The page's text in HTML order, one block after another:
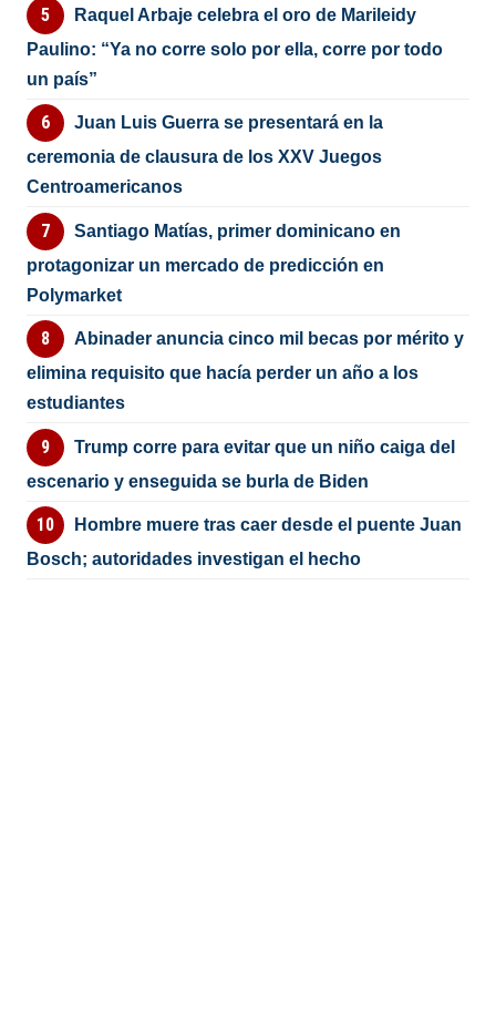
Raquel Arbaje celebra el oro de Marileidy
Paulino: “Ya no corre solo por ella, corre por todo
un país”
Juan Luis Guerra se presentará en la
ceremonia de clausura de los XXV Juegos
Centroamericanos
Santiago Matías, primer dominicano en
protagonizar un mercado de predicción en
Polymarket
Abinader anuncia cinco mil becas por mérito y
elimina requisito que hacía perder un año a los
estudiantes
Trump corre para evitar que un niño caiga del
escenario y enseguida se burla de Biden
Hombre muere tras caer desde el puente Juan
Bosch; autoridades investigan el hecho